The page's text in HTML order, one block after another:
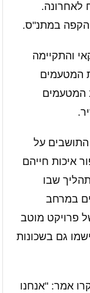
לאחרונה.
הקפה במתנ"ס.
והתקיימה
המטעמים
המטעמים
על
איכות חייהם
שבו
במרחב
פרויקט מוטב
גם בשכונות
אמר: "אנחנו